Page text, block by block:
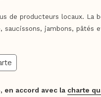
de producteurs locaux. La
saucissons, jambons, pâtés
en accord avec la charte